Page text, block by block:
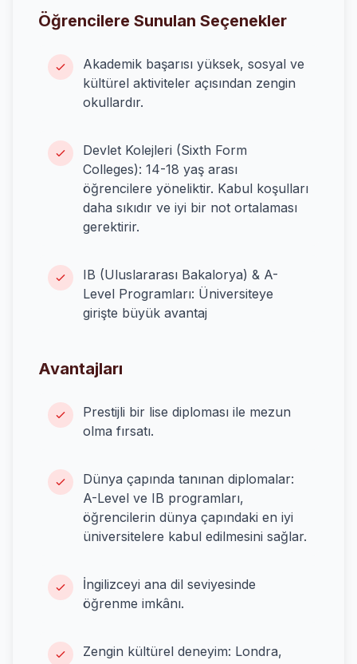
Öğrencilere Sunulan Seçenekler
Akademik başarısı yüksek, sosyal ve
kültürel aktiviteler açısından zengin
okullardır.
Devlet Kolejleri (Sixth Form
Colleges): 14-18 yaş arası
öğrencilere yöneliktir. Kabul koşulları
daha sıkıdır ve iyi bir not ortalaması
gerektirir.
IB (Uluslararası Bakalorya) & A-
Level Programları: Üniversiteye
girişte büyük avantaj
Avantajları
Prestijli bir lise diploması ile mezun
olma fırsatı.
Dünya çapında tanınan diplomalar:
A-Level ve IB programları,
öğrencilerin dünya çapındaki en iyi
üniversitelere kabul edilmesini sağlar.
İngilizceyi ana dil seviyesinde
öğrenme imkânı.
Zengin kültürel deneyim: Londra,